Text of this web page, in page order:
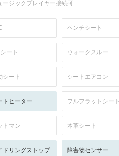
ージックプレイヤー接続可
ベンチシート
ート ウォークスルー
シート シートエアコン
トヒーター フルフラットシート
トマン 本革シート
ドリングストップ 障害物センサー